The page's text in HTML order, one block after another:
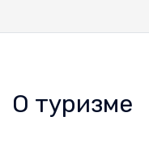
О туризме